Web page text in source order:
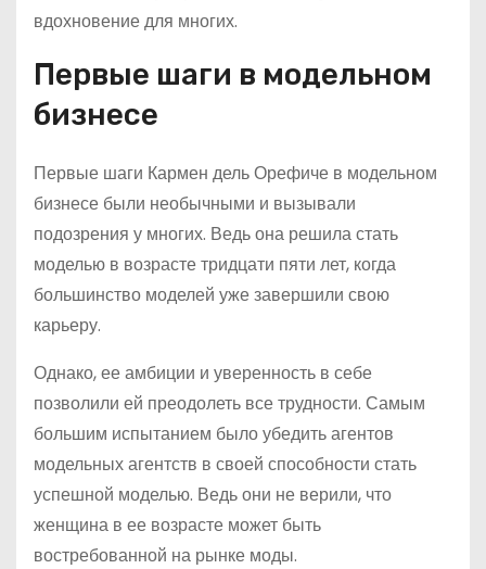
вдохновение для многих.
Первые шаги в модельном
бизнесе
Первые шаги Кармен дель Орефиче в модельном
бизнесе были необычными и вызывали
подозрения у многих. Ведь она решила стать
моделью в возрасте тридцати пяти лет, когда
большинство моделей уже завершили свою
карьеру.
Однако, ее амбиции и уверенность в себе
позволили ей преодолеть все трудности. Самым
большим испытанием было убедить агентов
модельных агентств в своей способности стать
успешной моделью. Ведь они не верили, что
женщина в ее возрасте может быть
востребованной на рынке моды.